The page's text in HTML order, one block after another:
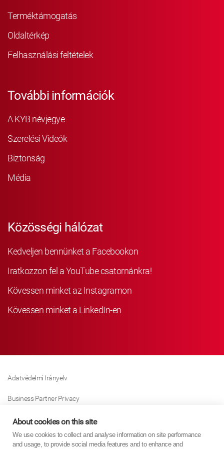
Terméktámogatás
Oldaltérkép
Felhasználási feltételek
További információk
A KYB névjegye
Szerelési Videók
Biztonság
Média
Közösségi hálózat
Kedveljen bennünket a Facebookon
Iratkozzon fel a YouTube csatornánkra!
Kövessen minket az Instagramon
Kövessen minket a LinkedIn-en
Adatvédelmi Irányelv
Business Partner Privacy
Sütikre Vonatkozó Irányelv
Modern Slavery Act Policy
About cookies on this site
We use cookies to collect and analyse information on site performance
and usage, to provide social media features and to enhance and